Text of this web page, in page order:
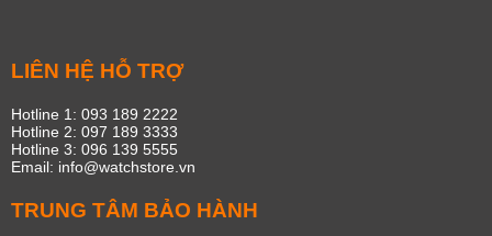
LIÊN HỆ HỖ TRỢ
Hotline 1: 093 189 2222
Hotline 2: 097 189 3333
Hotline 3: 096 139 5555
Email: info@watchstore.vn
TRUNG TÂM BẢO HÀNH